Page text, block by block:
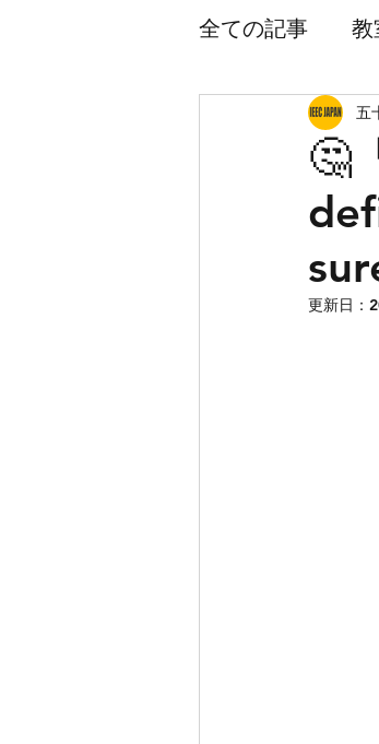
全ての記事 教
高校生英語
中
🤔
五
更新日：